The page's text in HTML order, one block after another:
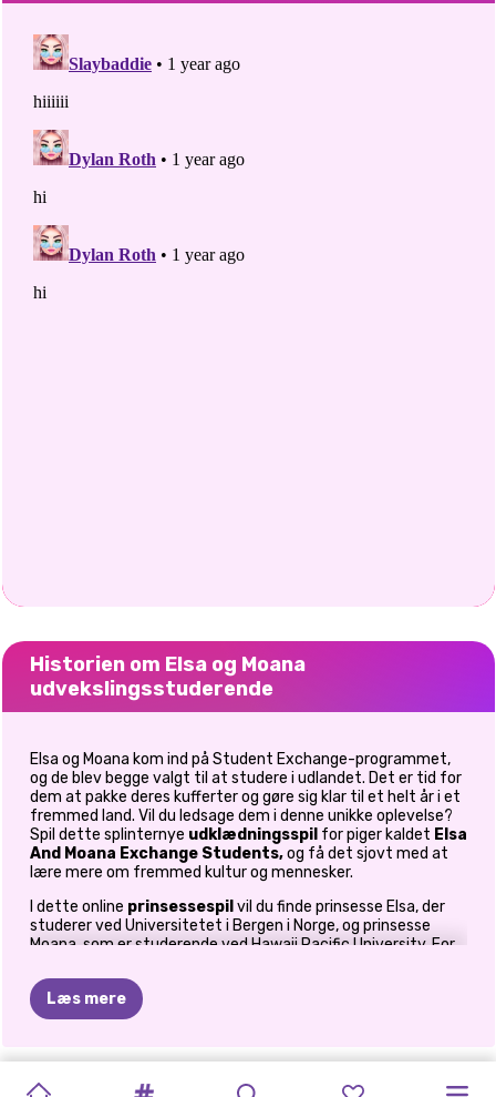
Historien om Elsa og Moana
udvekslingsstuderende
Elsa og Moana kom ind på Student Exchange-programmet,
og de blev begge valgt til at studere i udlandet. Det er tid for
dem at pakke deres kufferter og gøre sig klar til et helt år i et
fremmed land. Vil du ledsage dem i denne unikke oplevelse?
Spil dette splinternye udklædningsspil for piger kaldet Elsa
And Moana Exchange Students,og få det sjovt med at
lære mere om fremmed kultur og mennesker.
I dette online prinsessespil vil du finde prinsesse Elsa, der
studerer ved Universitetet i Bergen i Norge, og prinsesse
Moana, som er studerende ved Hawaii Pacific University. For
for studerende, og pigerne besluttede at tilmelde sig.
Studerende fra et universitet kan komme til et andet for at
studere, rejse og lære mere om fremmed kultur og
denne nye oplevelse, og de kunne bruge dine ekspertråd til at
Læs mere
ELLIE
MANGAPRINSESSER:PRINSESSER
PRINSESSE SUPERHELTE PRINSESSER